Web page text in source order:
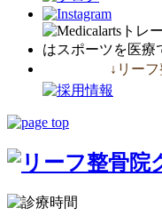
↓リー